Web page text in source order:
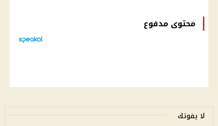
محتوى مدفوع
لا يفوتك